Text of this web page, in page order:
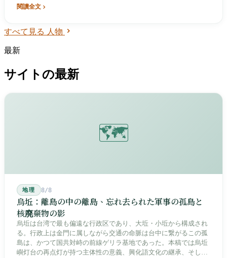
訳され、国際的に最も注目されている台湾人女性作家の一人であ
閱讀全文
すべて見る 人物
最新
サイトの最新
🗺️
地理 8/8
烏坵：離島の中の離島、忘れ去られた軍事の孤島と
核廃棄物の影
烏坵は台湾で最も偏遠な行政区であり、大坵・小坵から構成され
る。行政上は金門に属しながら交通の命脈は台中に繋がるこの孤
島は、かつて国共対峙の前線ゲリラ基地であった。本稿では烏坵
嶼灯台の再点灯が持つ主体性の意義、興化語文化の継承、そして